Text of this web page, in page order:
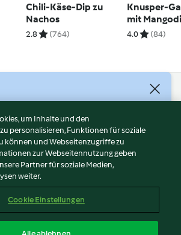
Chili-Käse-Dip zu
Nachos
2.8 (764)
Knusper-
mit
4.0 (84)
um Inhalte und den
personalisieren, Funktionen für soziale
können und Webseitenzugriffe zu
zur Webseitennutzung geben
Partner für soziale Medien,
weiter.
Cookie Einstellungen